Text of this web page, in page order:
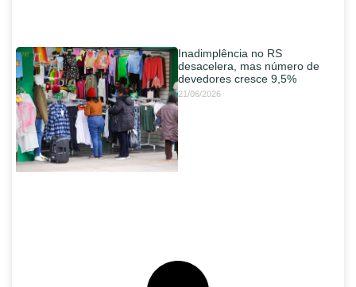
Inadimplência no RS
desacelera, mas número de
devedores cresce 9,5%
21/06/2026